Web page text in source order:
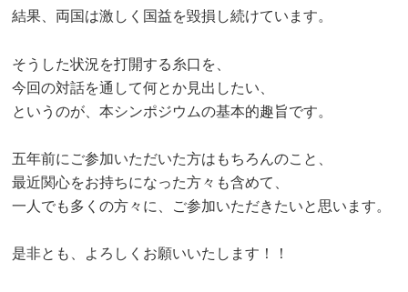
結果、両国は激しく国益を毀損し続けています。
そうした状況を打開する糸口を、
今回の対話を通して何とか見出したい、
というのが、本シンポジウムの基本的趣旨です。
五年前にご参加いただいた方はもちろんのこと、
最近関心をお持ちになった方々も含めて、
一人でも多くの方々に、ご参加いただきたいと思います。
是非とも、よろしくお願いいたします！！